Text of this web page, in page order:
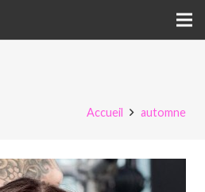
Accueil automne